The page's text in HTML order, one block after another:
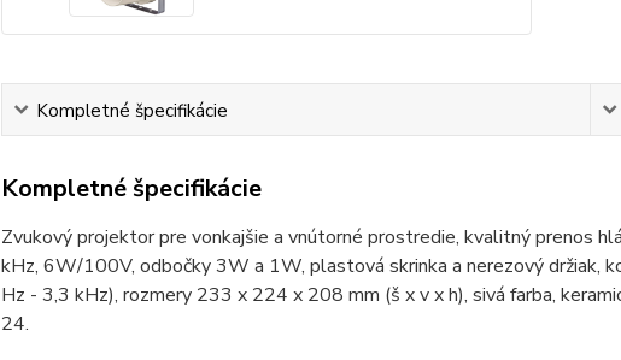
Kompletné špecifikácie
Kompletné špecifikácie
Zvukový projektor pre vonkajšie a vnútorné prostredie, kvalitný prenos
kHz, 6W/100V, odbočky 3W a 1W, plastová skrinka a nerezový držiak,
Hz - 3,3 kHz), rozmery 233 x 224 x 208 mm (š x v x h), sivá farba,
24.